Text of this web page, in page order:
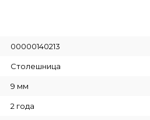
00000140213
Столешница
9 мм
2 года